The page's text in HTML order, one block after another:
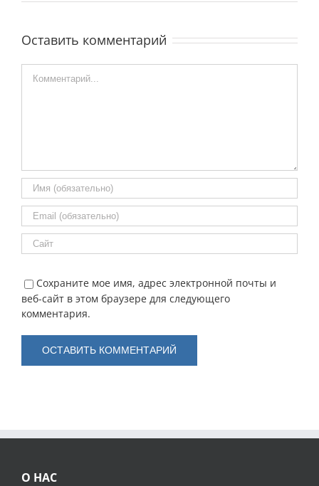
Оставить комментарий
Сохраните мое имя, адрес электронной почты и
веб-сайт в этом браузере для следующего
комментария.
О НАС